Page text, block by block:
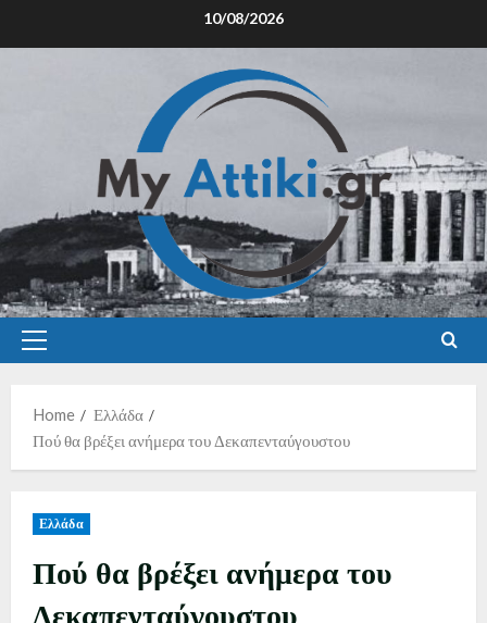
10/08/2026
Home
Ελλάδα
Πού θα βρέξει ανήμερα του Δεκαπενταύγουστου
Ελλάδα
Πού θα βρέξει ανήμερα του
Δεκαπενταύγουστου